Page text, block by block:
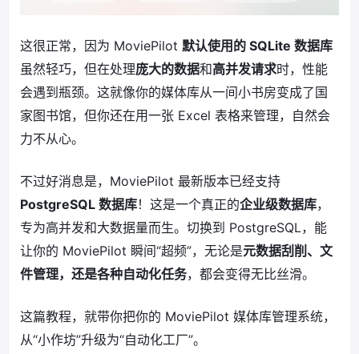
这很正常，因为 MoviePilot 默认使用的 SQLite 数据库
虽然轻巧，但在处理庞大的数据和高并发请求时，性能
会遇到瓶颈。这就像你的媒体库从一间小书房变成了国
家图书馆，但你还在用一张 Excel 表格来管理，自然会
力不从心。
不过好消息是，MoviePilot 最新版本已经支持
PostgreSQL 数据库！这是一个真正的企业级数据库，
专为高并发和大数据量而生。切换到 PostgreSQL，能
让你的 MoviePilot 瞬间“超频”，无论是元数据刮削、文
件管理，还是各种自动化任务，都会变得无比丝滑。
这篇教程，就带你把你的 MoviePilot 媒体库管理系统，
从“小作坊”升级为“自动化工厂”。